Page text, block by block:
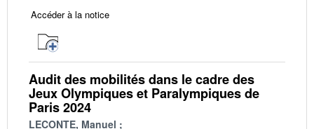
Accéder à la notice
Audit des mobilités dans le cadre des
Jeux Olympiques et Paralympiques de
Paris 2024
LECONTE, Manuel